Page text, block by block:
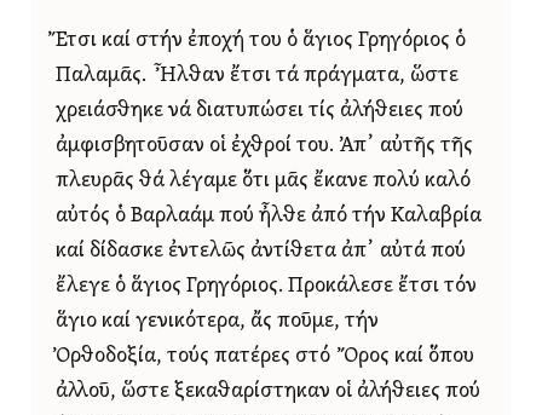
Ἔτσι καί στήν ἐποχή του ὁ ἅγιος Γρηγόριος ὁ
Παλαμᾶς. Ἦλθαν ἔτσι τά πράγματα, ὥστε
χρειάσθηκε νά διατυπώσει τίς ἀλήθειες πού
ἀμφισβητοῦσαν οἱ ἐχθροί του. Ἀπ᾿ αὐτῆς τῆς
πλευρᾶς θά λέγαμε ὅτι μᾶς ἔκανε πολύ καλό
αὐτός ὁ Βαρλαάμ πού ἦλθε ἀπό τήν Καλαβρία
καί δίδασκε ἐντελῶς ἀντίθετα ἀπ᾿ αὐτά πού
ἔλεγε ὁ ἅγιος Γρηγόριος. Προκάλεσε ἔτσι τόν
ἅγιο καί γενικότερα, ἄς ποῦμε, τήν
Ὀρθοδοξία, τούς πατέρες στό Ὄρος καί ὅπου
ἀλλοῦ, ὥστε ξεκαθαρίστηκαν οἱ ἀλήθειες πού